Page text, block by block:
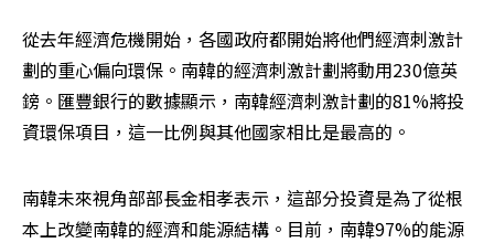
從去年經濟危機開始，各國政府都開始將他們經濟刺激計
劃的重心偏向環保。南韓的經濟刺激計劃將動用230億英
鎊。匯豐銀行的數據顯示，南韓經濟刺激計劃的81%將投
資環保項目，這一比例與其他國家相比是最高的。
南韓未來視角部部長金相孝表示，這部分投資是為了從根
本上改變南韓的經濟和能源結構。目前，南韓97%的能源